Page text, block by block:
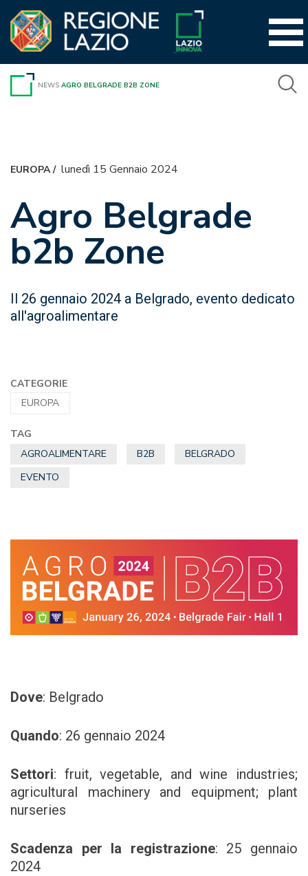
contenuto
NEWS AGRO BELGRADE B2B ZONE
EUROPA/ lunedì 15 Gennaio 2024
Agro Belgrade
b2b Zone
Il 26 gennaio 2024 a Belgrado, evento dedicato
all'agroalimentare
CATEGORIE
EUROPA
TAG
AGROALIMENTARE
B2B
BELGRADO
EVENTO
Dove: Belgrado
Quando: 26 gennaio 2024
Settori: fruit, vegetable, and wine industries;
agricultural machinery and equipment; plant
nurseries
Scadenza per la registrazione: 25 gennaio
2024